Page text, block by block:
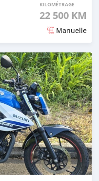
KILOMÉTRAGE
22 500 KM
Manuelle